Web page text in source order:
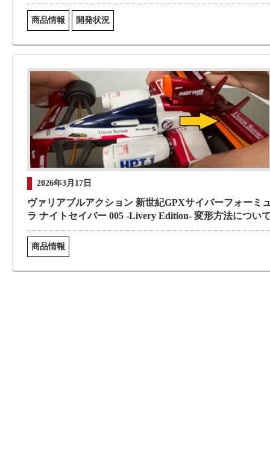
商品情報 開発状況
2026年3月17日
ヴァリアブルアクション 新世紀GPXサイバーフォーミ
ラ ナイトセイバー 005 -Livery Edition- 変形方法につい
商品情報